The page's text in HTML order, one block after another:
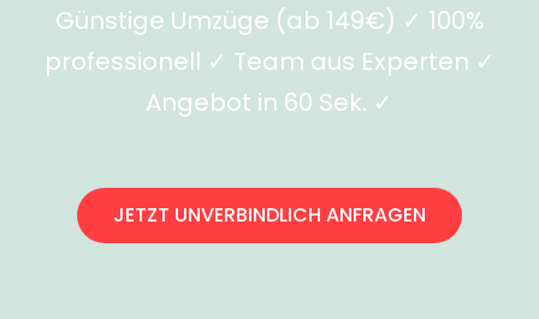
Günstige Umzüge (ab 149€) ✓ 100%
professionell ✓ Team aus Experten ✓
Angebot in 60 Sek. ✓
JETZT UNVERBINDLICH ANFRAGEN